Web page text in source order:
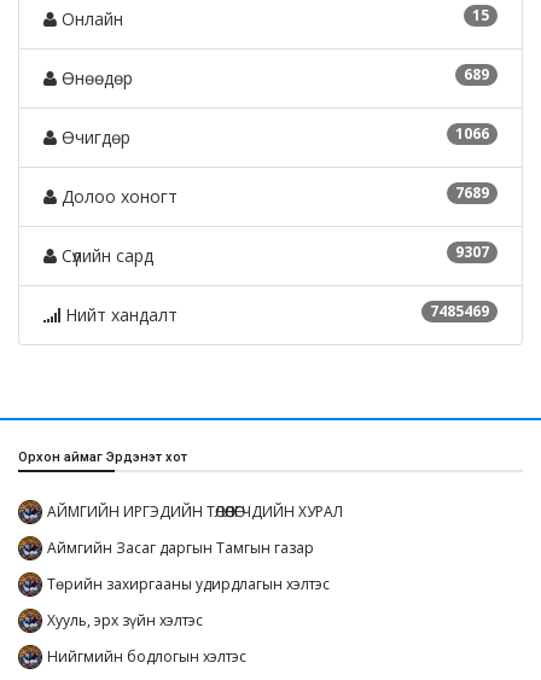
15
Онлайн
689
Өнөөдөр
1066
Өчигдөр
7689
Долоо хоногт
9307
Сүүлийн сард
7485469
Нийт хандалт
Орхон аймаг Эрдэнэт хот
АЙМГИЙН ИРГЭДИЙН ТӨЛӨӨЛӨГЧДИЙН ХУРАЛ
Аймгийн Засаг даргын Тамгын газар
Төрийн захиргааны удирдлагын хэлтэс
Хууль, эрх зүйн хэлтэс
Нийгмийн бодлогын хэлтэс